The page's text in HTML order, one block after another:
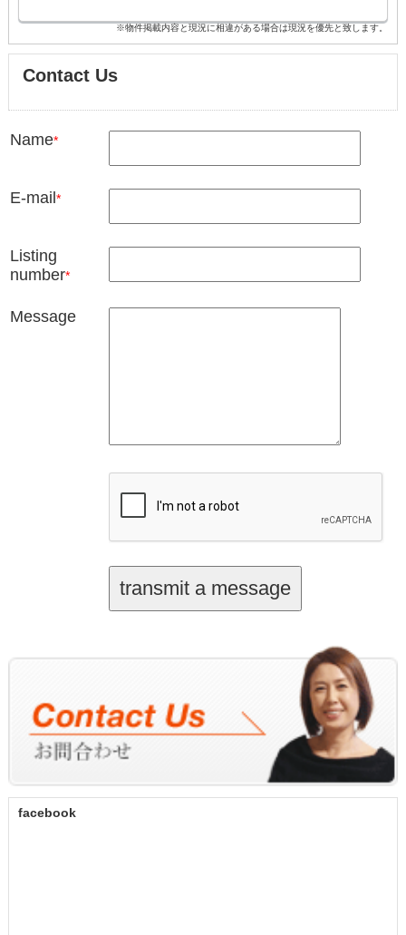
※物件掲載内容と現況に相違がある場合は現況を優先と致します。
Contact Us
Name*
E-mail*
Listing
number*
Message
facebook